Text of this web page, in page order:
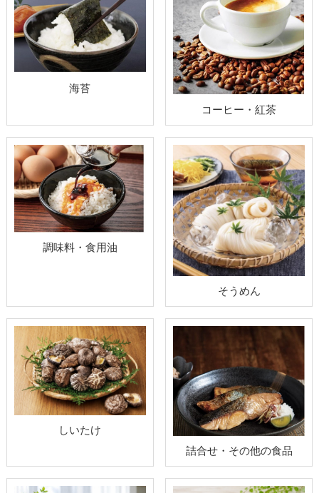
海苔
コーヒー・紅茶
調味料・食用油
そうめん
しいたけ
詰合せ・その他の食品